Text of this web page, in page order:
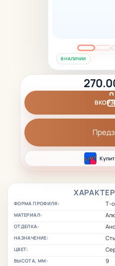
В НАЛИЧИИ
ФОРМА ПРОФИЛЯ: Т-
МАТЕРИАЛ:
ОТДЕЛКА:
НАЗНАЧЕНИЕ:
ЦВЕТ:
ВЫСОТА, ММ: 9
В